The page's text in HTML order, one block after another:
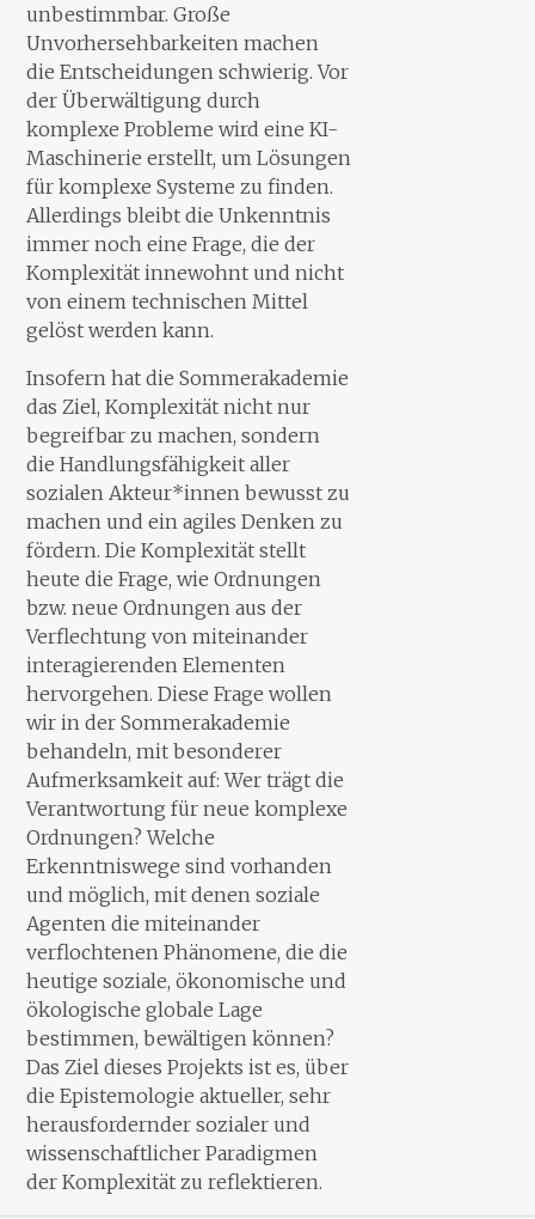
unbestimmbar. Große
Unvorhersehbarkeiten machen
die Entscheidungen schwierig. Vor
der Überwältigung durch
komplexe Probleme wird eine KI-
Maschinerie erstellt, um Lösungen
für komplexe Systeme zu finden.
Allerdings bleibt die Unkenntnis
immer noch eine Frage, die der
Komplexität innewohnt und nicht
von einem technischen Mittel
gelöst werden kann.
Insofern hat die Sommerakademie
das Ziel, Komplexität nicht nur
begreifbar zu machen, sondern
die Handlungsfähigkeit aller
sozialen Akteur*innen bewusst zu
machen und ein agiles Denken zu
fördern. Die Komplexität stellt
heute die Frage, wie Ordnungen
bzw. neue Ordnungen aus der
Verflechtung von miteinander
interagierenden Elementen
hervorgehen. Diese Frage wollen
wir in der Sommerakademie
behandeln, mit besonderer
Aufmerksamkeit auf: Wer trägt die
Verantwortung für neue komplexe
Ordnungen? Welche
Erkenntniswege sind vorhanden
und möglich, mit denen soziale
Agenten die miteinander
verflochtenen Phänomene, die die
heutige soziale, ökonomische und
ökologische globale Lage
bestimmen, bewältigen können?
Das Ziel dieses Projekts ist es, über
die Epistemologie aktueller, sehr
herausfordernder sozialer und
wissenschaftlicher Paradigmen
der Komplexität zu reflektieren.